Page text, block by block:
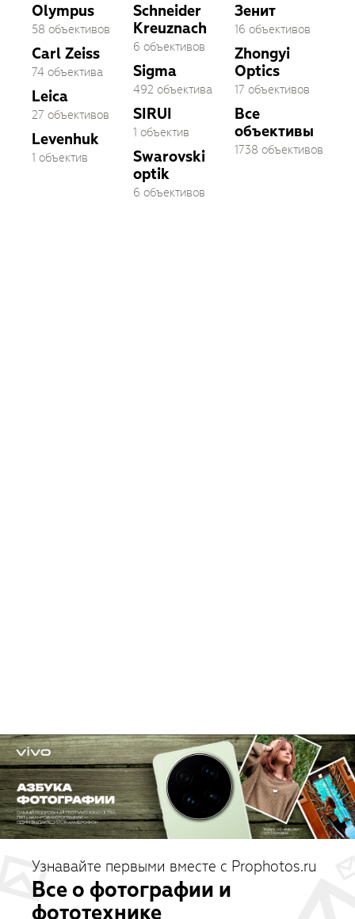
Olympus
58 объективов
Carl Zeiss
74 объектива
Leica
27 объективов
Levenhuk
1 объектив
Schneider
Kreuznach
6 объективов
Sigma
492 объектива
SIRUI
1 объектив
Swarovski
optik
6 объективов
Зенит
16 объективов
Zhongyi
Optics
17 объективов
Все
объективы
1738 объективов
Узнавайте первыми вместе с Prophotos.ru
Все о фотографии и
фототехнике